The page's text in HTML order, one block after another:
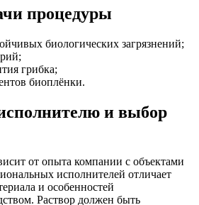
процедуры
биологических загрязнений;
грибка;
биоплёнки.
и выбор
от опыта компании с объектами
исполнителей отличает
и особенностей
Раствор должен быть